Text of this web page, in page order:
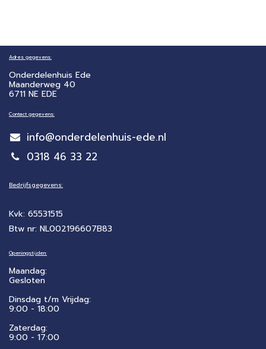
Adres gegevens:
Onderdelenhuis Ede
Maanderweg 40
6711 NE EDE
Contact gegevens:
info@onderdelenhuis-ede.nl
0318 46 33 22
Bedrijfsgegevens:
Kvk: 65531515
Btw nr: NL002196607B83
Openingstijden:
Maandag:
Gesloten
Dinsdag t/m Vrijdag:
9:00 - 18:00
Zaterdag:
​9:00 - 17:00